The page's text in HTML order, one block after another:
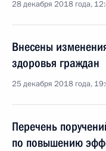
28 декабря 2018 года,
Внесены
здоровья граждан
25 декабря 2018 года,
Перечень
по повышению